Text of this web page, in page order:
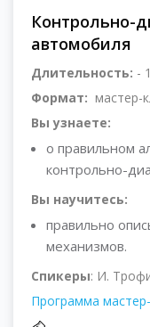
Контрольно-
автомобиля
Длительность: -
Формат: мастер-
Вы узнаете:
о правильном
контрольно-
Вы научитесь:
правильно
механизмов.
Спикеры: И.
Программа